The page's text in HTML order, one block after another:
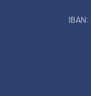
IBAN: